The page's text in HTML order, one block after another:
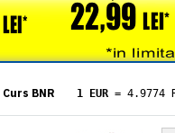
Curs BNR 1 EUR = 4.9774
= 5.8304